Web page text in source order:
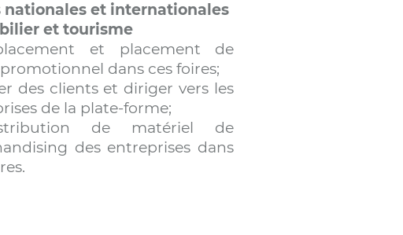
nationales et internationales
et tourisme
et placement de
dans ces foires;
des clients et diriger vers les
de la plate-forme;
de matériel de
des entreprises dans